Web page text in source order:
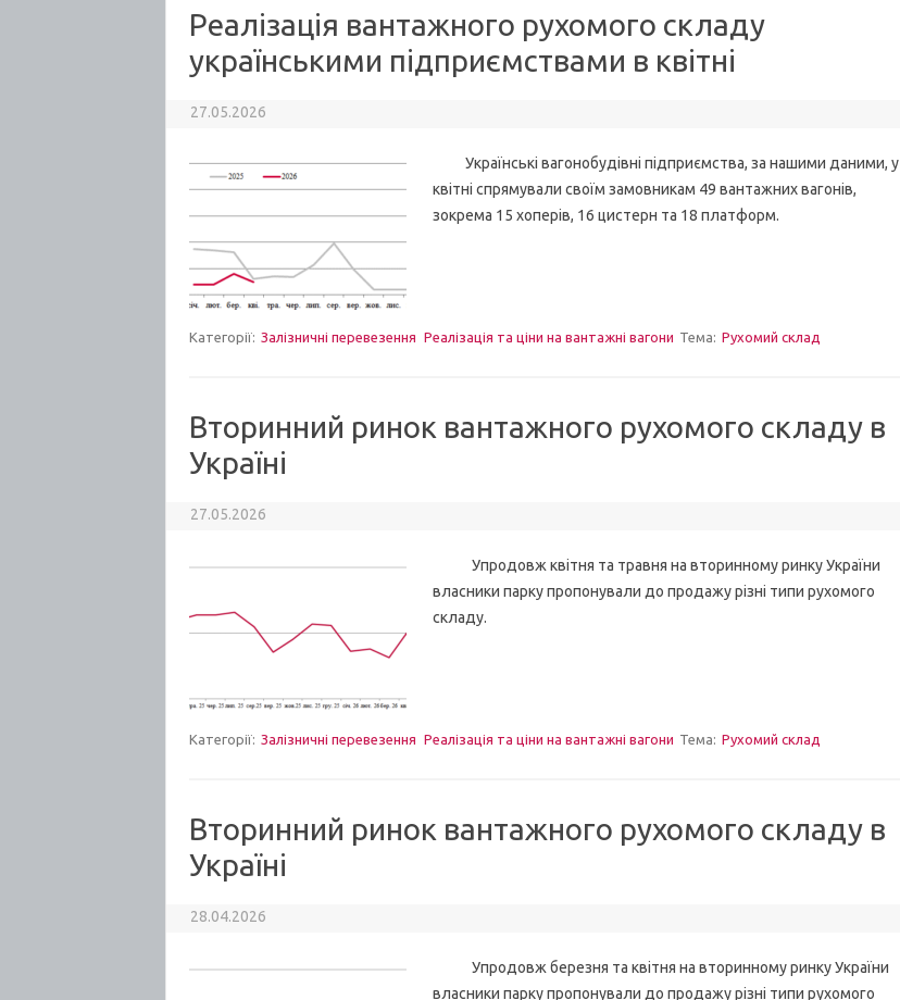
Реалізація вантажного рухомого складу
українськими підприємствами в квітні
27.05.2026
Українські вагонобудівні підприємства, за нашими даними, у
квітні спрямували своїм замовникам 49 вантажних вагонів,
зокрема 15 хоперів, 16 цистерн та 18 платформ.
Категорії: Залізничні перевезення Реалізація та ціни на вантажні вагони Тема: Рухомий склад
Вторинний ринок вантажного рухомого складу в
Україні
27.05.2026
Упродовж квітня та травня на вторинному ринку України
власники парку пропонували до продажу різні типи рухомого
складу.
Категорії: Залізничні перевезення Реалізація та ціни на вантажні вагони Тема: Рухомий склад
Вторинний ринок вантажного рухомого складу в
Україні
28.04.2026
Упродовж березня та квітня на вторинному ринку України
власники парку пропонували до продажу різні типи рухомого